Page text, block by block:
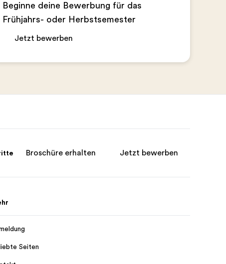
Beginne deine Bewerbung für das
Frühjahrs- oder Herbstsemester
Jetzt bewerben
Broschüre erhalten Jetzt bewerben
Seiten